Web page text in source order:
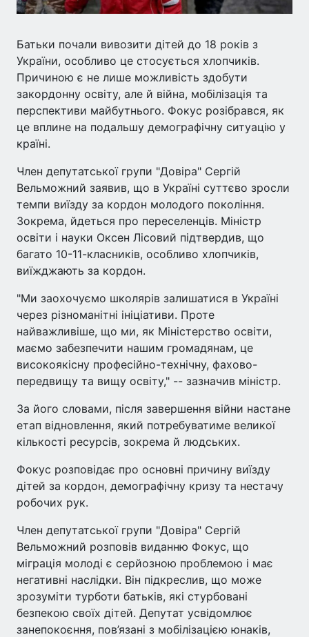
Батьки почали вивозити дітей до 18 років з
України, особливо це стосується хлопчиків.
Причиною є не лише можливість здобути
закордонну освіту, але й війна, мобілізація та
перспективи майбутнього. Фокус розібрався, як
це вплине на подальшу демографічну ситуацію у
країні.
Член депутатської групи "Довіра" Сергій
Вельможний заявив, що в Україні суттєво зросли
темпи виїзду за кордон молодого покоління.
Зокрема, йдеться про переселенців. Міністр
освіти і науки Оксен Лісовий підтвердив, що
багато 10-11-класників, особливо хлопчиків,
виїжджають за кордон.
"Ми заохочуємо школярів залишатися в Україні
через різноманітні ініціативи. Проте
найважливіше, що ми, як Міністерство освіти,
маємо забезпечити нашим громадянам, це
високоякісну професійно-технічну, фахово-
передвищу та вищу освіту," -- зазначив міністр.
За його словами, після завершення війни настане
етап відновлення, який потребуватиме великої
кількості ресурсів, зокрема й людських.
Фокус розповідає про основні причину виїзду
дітей за кордон, демографічну кризу та нестачу
робочих рук.
Член депутатської групи "Довіра" Сергій
Вельможний розповів виданню Фокус, що
міграція молоді є серйозною проблемою і має
негативні наслідки. Він підкреслив, що може
зрозуміти турботи батьків, які стурбовані
безпекою своїх дітей. Депутат усвідомлює
занепокоєння, пов’язані з мобілізацією юнаків,